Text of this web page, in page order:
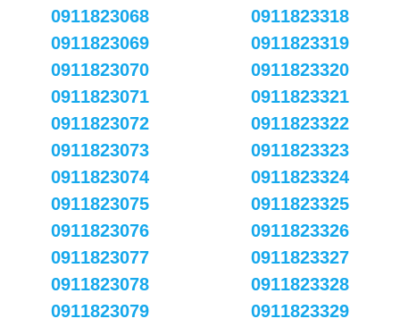
0911823068
0911823069
0911823070
0911823071
0911823072
0911823073
0911823074
0911823075
0911823076
0911823077
0911823078
0911823079
0911823318
0911823319
0911823320
0911823321
0911823322
0911823323
0911823324
0911823325
0911823326
0911823327
0911823328
0911823329